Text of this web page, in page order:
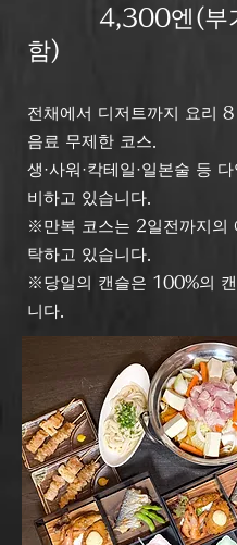
4,300엔(부
함)​
전채에서 디저트까지 요리
음료 무제한 코스.
생·사워·칵테일·일본술 등
비하고 있습니다.
※만복 코스는 2일전까지의
탁하고 있습니다.
※당일의 캔슬은 100%의
니다.